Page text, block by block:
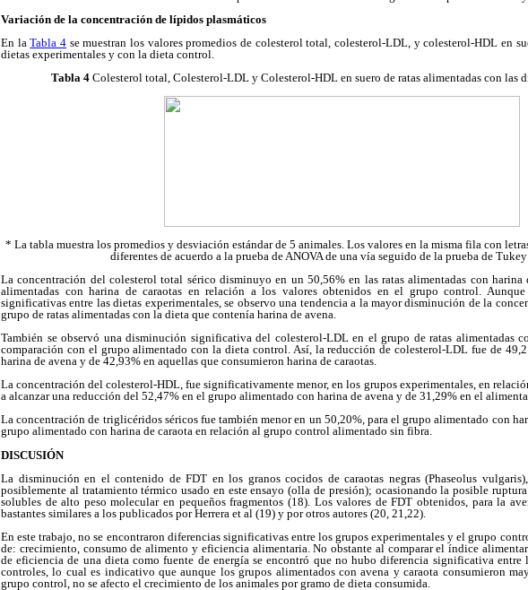
Variación de la concentración de lípidos plasmáticos
En laTabla 4 se muestran los valores promedios de colesterol total, colesterol-LDL, y colesterol-HDL en
dietas experimentales y con la dieta control.
Tabla 4 Colesterol total, Colesterol-LDL y Colesterol-HDL en suero de ratas alimentadas con las
* La tabla muestra los promedios y desviación estándar de 5 animales. Los valores en la misma fila con
diferentes de acuerdo a la prueba de ANOVA de una vía seguido de la prueba de
La concentración del colesterol total sérico disminuyo en un 50,56% en las ratas alimentadas con harina
alimentadas con harina de caraotas en relación a los valores obtenidos en el grupo control.
significativas entre las dietas experimentales, se observo una tendencia a la mayor disminución de la
grupo de ratas alimentadas con la dieta que contenía harina de avena.
También se observó una disminución significativa del colesterol-LDL en el grupo de ratas alimentadas
comparación con el grupo alimentado con la dieta control. Así, la reducción de colesterol-LDL fue de
harina de avena y de 42,93% en aquellas que consumieron harina de caraotas.
La concentración del colesterol-HDL, fue significativamente menor, en los grupos experimentales, en
a alcanzar una reducción del 52,47% en el grupo alimentado con harina de avena y de 31,29% en el
La concentración de triglicéridos séricos fue también menor en un 50,20%, para el grupo alimentado con
grupo alimentado con harina de caraota en relación al grupo control alimentado sin fibra.
DISCUSIÓN
La disminución en el contenido de FDT en los granos cocidos de caraotas negras (Phaseolus
posiblemente al tratamiento térmico usado en este ensayo (olla de presión); ocasionando la posible
solubles de alto peso molecular en pequeños fragmentos (18). Los valores de FDT obtenidos, para la
bastantes similares a los publicados por Herrera et al (19) y por otros autores (20, 21,22).
En este trabajo, no se encontraron diferencias significativas entre los grupos experimentales y el grupo
de: crecimiento, consumo de alimento y eficiencia alimentaria. No obstante al comparar el índice
de eficiencia de una dieta como fuente de energía se encontró que no hubo diferencia significativa entre
controles, lo cual es indicativo que aunque los grupos alimentados con avena y caraota consumieron
grupo control, no se afecto el crecimiento de los animales por gramo de dieta consumida.